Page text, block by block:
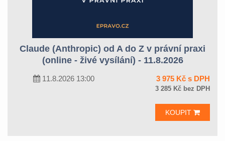
Claude (Anthropic) od A do Z v právní praxi
(online - živé vysílání) - 11.8.2026
11.8.2026 13:00 3 975 Kč s DPH
3 285 Kč bez DPH
KOUPIT